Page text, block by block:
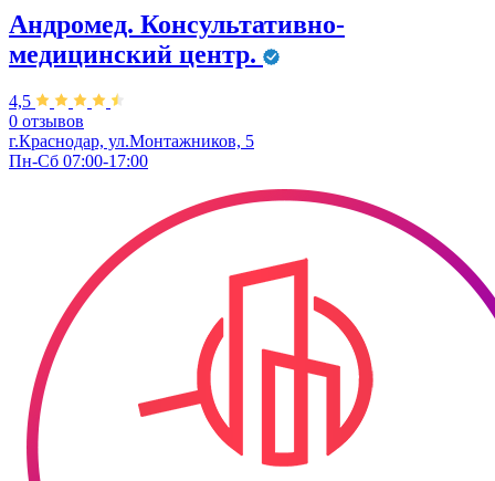
Андромед. Консультативно-
медицинский центр.
4,5
0 отзывов
г.Краснодар, ул.Монтажников, 5
Пн-Сб 07:00-17:00